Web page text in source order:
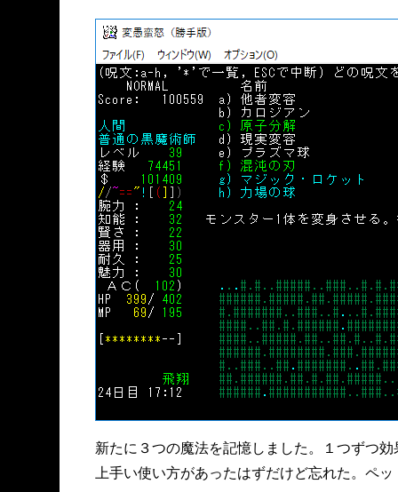
新たに３つの魔法を記憶しました。１つずつ
上手い使い方があったはずだけど忘れた。ペ